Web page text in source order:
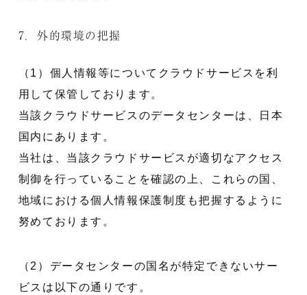
7．外的環境の把握
（1）個人情報等についてクラウドサービスを利
用して保管しております。
当該クラウドサービスのデータセンターは、日本
国内にあります。
当社は、当該クラウドサービスが適切なアクセス
制御を行っていることを確認の上、これらの国、
地域における個人情報保護制度も把握するように
努めております。
（2）データセンターの国名が特定できないサー
ビスは以下の通りです。